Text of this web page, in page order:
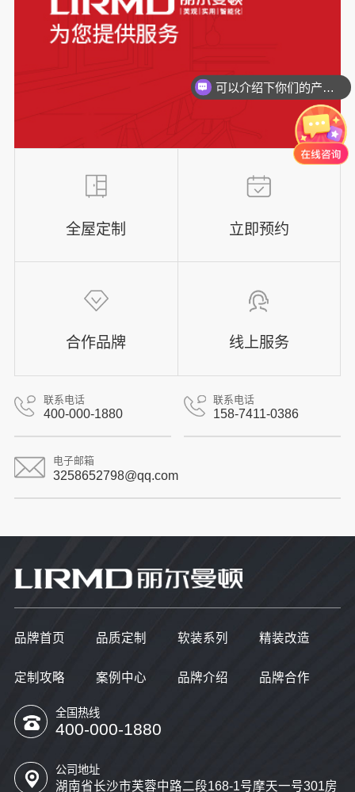
全屋定制 立即预约
合作品牌 线上服务
联系电话
400-000-1880
联系电话
158-7411-0386
电子邮箱
3258652798@qq.com
品牌首页 品质定制 软装系列 精装改造
定制攻略 案例中心 品牌介绍 品牌合作
全国热线
400-000-1880
公司地址
湖南省长沙市芙蓉中路二段168-1号摩天一号301房